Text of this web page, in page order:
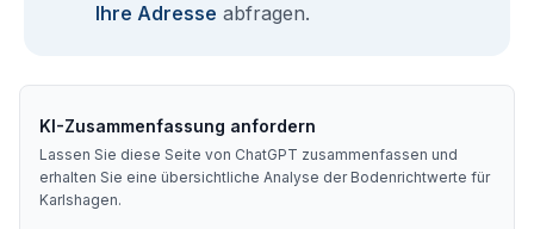
Ihre Adresse abfragen.
KI-Zusammenfassung anfordern
Lassen Sie diese Seite von ChatGPT zusammenfassen und
erhalten Sie eine übersichtliche Analyse der Bodenrichtwerte für
Karlshagen.